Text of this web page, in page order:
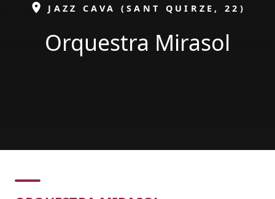
ESPAI
JAZZ CAVA (SANT QUIRZE, 22)
Orquestra Mirasol
Concert